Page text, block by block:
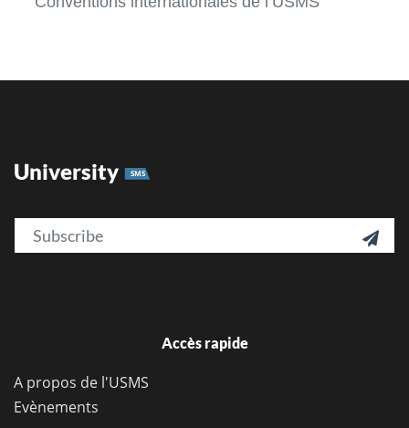
University SMS
Email 
Accès rapide
A propos de l'USMS
Evènements